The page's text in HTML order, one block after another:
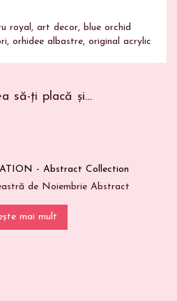
mai multe
royal, art decor, blue orchid
, orhidee albastre, original acrylic
să-ți placă și…
- Abstract Collection
de Noiembrie Abstract
mai mult